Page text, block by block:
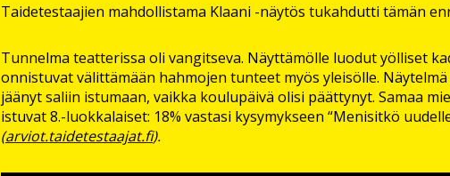
Taidetestaajien mahdollistama Klaani -näytös tukahdutti tämän
Tunnelma teatterissa oli vangitseva. Näyttämölle luodut yölliset
onnistuvat välittämään hahmojen tunteet myös yleisölle.
jäänyt saliin istumaan, vaikka koulupäivä olisi päättynyt. Samaa
istuvat 8.-luokkalaiset: 18% vastasi kysymykseen “Menisitkö
(arviot.taidetestaajat.fi).